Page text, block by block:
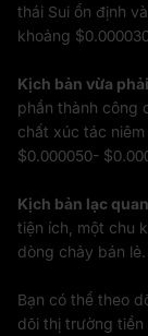
thái Sui ổn định
khoảng
Kịch bản vừa
phần thành công
chất xúc tác
$0.000050-
Kịch bản lạc
tiện ích, một chu
dòng chảy bán
Bạn có thể theo
dõi thị trường